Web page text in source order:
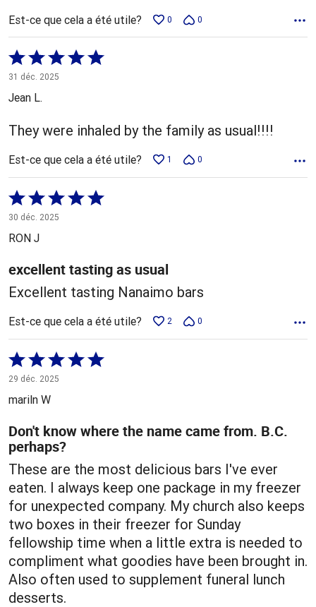
Est-ce que cela a été utile? 0 0
Coté
5 sur
5
31 déc. 2025
Jean L.
They were inhaled by the family as usual!!!!
Est-ce que cela a été utile? 1 0
Coté
5 sur
5
30 déc. 2025
RON J
excellent tasting as usual
Excellent tasting Nanaimo bars
Est-ce que cela a été utile? 2 0
Coté
5 sur
29 déc. 2025
mariln W
Don't know where the name came from. B.C.
perhaps?
These are the most delicious bars I've ever
eaten. I always keep one package in my freezer
for unexpected company. My church also keeps
two boxes in their freezer for Sunday
fellowship time when a little extra is needed to
compliment what goodies have been brought in.
Also often used to supplement funeral lunch
desserts.